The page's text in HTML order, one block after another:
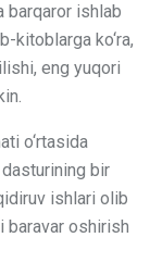
barqaror ishlab
kitoblarga ko‘ra,
eng yuqori
o‘rtasida
bir
ishlari olib
baravar oshirish